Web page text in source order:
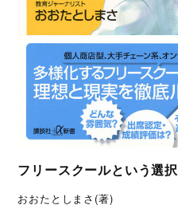
フリースクールという選択
おおたとしまさ(著)